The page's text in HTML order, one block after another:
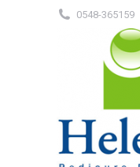
0548-365159